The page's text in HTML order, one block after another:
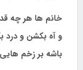
خانم ها هر چه
و آه بکشن و درد
باشه بر زخم